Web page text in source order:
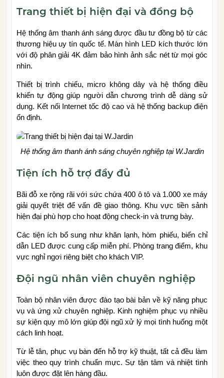
Trang thiết bị hiện đại và đồng bộ
Hệ thống âm thanh ánh sáng được đầu tư đồng bộ từ các
thương hiệu uy tín quốc tế. Màn hình LED kích thước lớn
với độ phân giải 4K đảm bảo hình ảnh sắc nét từ mọi góc
nhìn.
Thiết bị trình chiếu, micro không dây và hệ thống điều
khiển tự động giúp người dẫn chương trình dễ dàng sử
dụng. Kết nối Internet tốc độ cao và hệ thống backup điện
ổn định.
Hệ thống âm thanh ánh sáng chuyên nghiệp tại W.Jardin
Tiện ích hỗ trợ đầy đủ
Bãi đỗ xe rộng rãi với sức chứa 400 ô tô và 1.000 xe máy
giải quyết triệt để vấn đề giao thông. Khu vực tiền sảnh
hiện đại phù hợp cho hoạt động check-in và trưng bày.
Các tiện ích bổ sung như khăn lạnh, hòm phiếu, biển chỉ
dẫn LED được cung cấp miễn phí. Phòng trang điểm, khu
vực nghỉ ngơi riêng biệt cho khách VIP.
Đội ngũ nhân viên chuyên nghiệp
Toàn bộ nhân viên được đào tạo bài bản về kỹ năng phục
vụ và ứng xử chuyên nghiệp. Kinh nghiệm phục vụ nhiều
sự kiện quy mô lớn giúp đội ngũ xử lý mọi tình huống một
cách linh hoạt.
Từ lễ tân, phục vụ bàn đến hỗ trợ kỹ thuật, tất cả đều làm
việc theo quy trình chuẩn mực. Sự tận tâm và nhiệt tình
luôn được đặt lên hàng đầu.